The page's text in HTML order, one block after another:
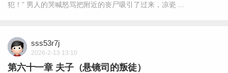
犯！” 男人的哭喊怒骂把附近的丧尸吸引了过来，凉瓷 ...
sss53r7j
2026-2-13 13:10
第六十一章 夫子（悬镜司的叛徒）